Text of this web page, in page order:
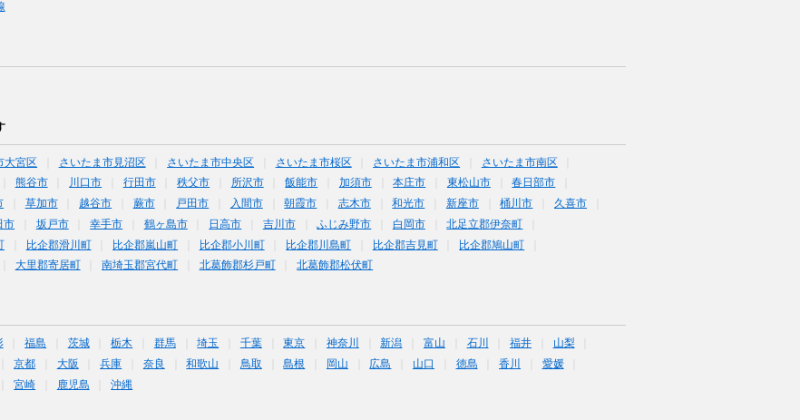
大宮区 さいたま市見沼区 さいたま市中央区 さいたま市桜区 さいたま市浦和区
さいたま市南区
熊谷市 川口市 行田市 秩父市 所沢市 飯能市 加須市 本庄市 東松山市
春日部市
草加市 越谷市 蕨市 戸田市 入間市 朝霞市 志木市 和光市 新座市 桶川市
久喜市
市 坂戸市 幸手市 鶴ヶ島市 日高市 吉川市 ふじみ野市 白岡市
北足立郡伊奈町
比企郡滑川町 比企郡嵐山町 比企郡小川町 比企郡川島町 比企郡吉見町
比企郡鳩山町
大里郡寄居町 南埼玉郡宮代町 北葛飾郡杉戸町 北葛飾郡松伏町
福島 茨城 栃木 群馬 埼玉 千葉 東京 神奈川 新潟 富山 石川 福井
山梨
京都 大阪 兵庫 奈良 和歌山 鳥取 島根 岡山 広島 山口 徳島 香川
愛媛
宮崎 鹿児島 沖縄